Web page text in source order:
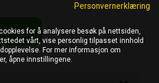
Personvernerklæring
for å analysere besøk på nettsiden,
vårt, vise personlig tilpasset innhold
For mer informasjon om
åpne innstillingene.